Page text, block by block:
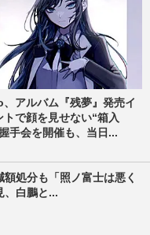
アルバム『残夢』発売イ
トで顔を見せない“箱入
手会を開催も、当日...
額処分も「照ノ富士は悪く
、白鵬と...